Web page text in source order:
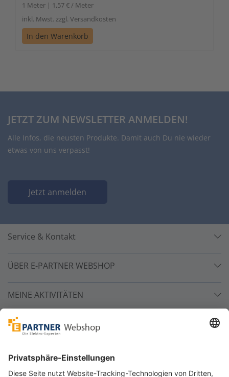
1 Meter | 1,57 € / Meter
inkl. Mwst. zzgl. Versandkosten
In den Warenkorb
JETZT ZUM NEWSLETTER ANMELDEN!
Alle Infos, die neusten Produkte. Damit auch Du nie wieder
etwas von uns verpasst!
Jetzt anmelden
Service & Kontakt
ÜBER E-PARTNER WEBSHOP
MEINE AKTIVITÄTEN
Unsere Zahlarten
Versandpartner